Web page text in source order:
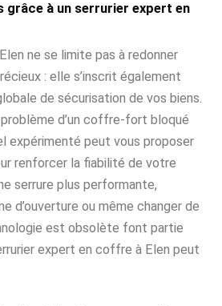
grâce à un serrurier expert en
ne se limite pas à redonner
: elle s’inscrit également
de sécurisation de vos biens.
d’un coffre-fort bloqué
expérimenté peut vous proposer
renforcer la fiabilité de votre
serrure plus performante,
d’ouverture ou même changer de
est obsolète font partie
expert en coffre à Elen peut